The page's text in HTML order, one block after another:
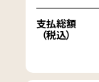
支払総額
（税込）